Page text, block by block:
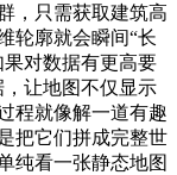
，只需获取建筑高
轮廓就会瞬间“长
对数据有更高要
让地图不仅显示
程就像解一道有趣
把它们拼成完整世
纯看一张静态地图